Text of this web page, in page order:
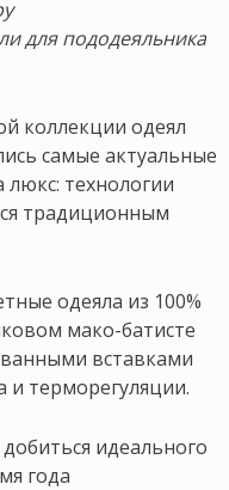
для пододеяльника
коллекции одеял
самые актуальные
технологии
традиционным
одеяла из 100%
мако-батисте
вставками
и терморегуляции.
идеального
года